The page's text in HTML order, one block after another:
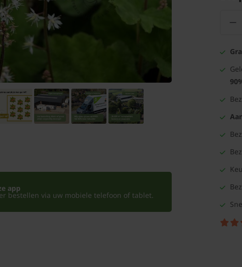
app
bestellen via uw mobiele telefoon of tablet.